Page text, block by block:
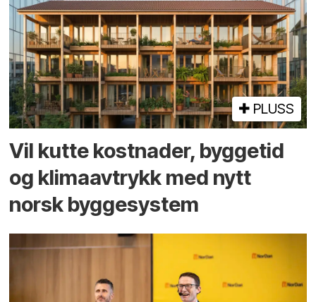
PLUSS
Vil kutte kostnader, byggetid
og klima­avtrykk med nytt
norsk bygge­system